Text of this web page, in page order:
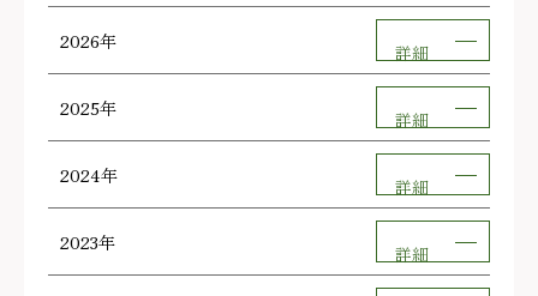
2026年 詳細
2025年 詳細
2024年 詳細
2023年 詳細